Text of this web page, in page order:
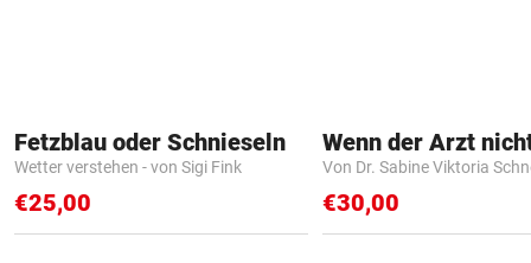
Fetzblau oder Schnieseln
Wetter verstehen - von Sigi Fink
€25,00
Von Dr. Sabine Viktoria
€30,00